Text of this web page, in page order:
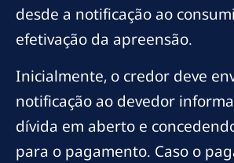
desde a notificação ao
efetivação da apreensão.
Inicialmente, o credor deve
notificação ao devedor
dívida em aberto e
para o pagamento. Caso o